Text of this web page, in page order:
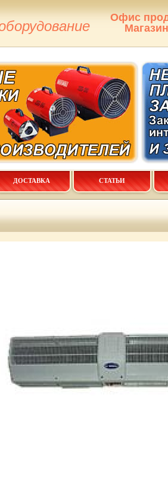
Офис
Магазин
ДОСТАВКА СТАТЬИ